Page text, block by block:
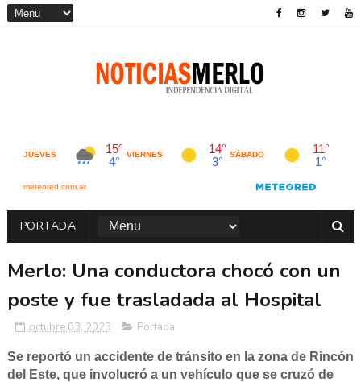
PORTADA
Merlo: Una conductora chocó con un
poste y fue trasladada al Hospital
octubre 03, 2023 Portada
Se reportó un accidente de tránsito en la zona de Rincón
del Este, que involucró a un vehículo que se cruzó de